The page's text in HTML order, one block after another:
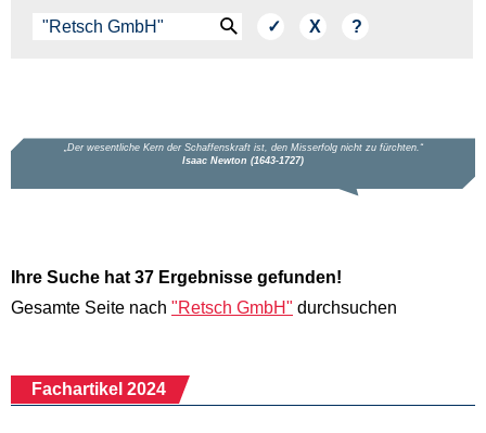
Ihre Suche hat 37 Ergebnisse gefunden!
Gesamte Seite nach "Retsch GmbH" durchsuchen
Fachartikel 2024